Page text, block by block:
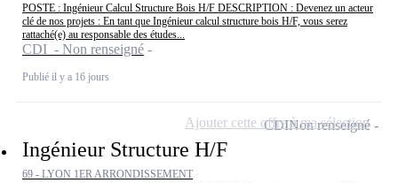
POSTE : Ingénieur Calcul Structure Bois H/F DESCRIPTION : Devenez un acteur
clé de nos projets : En tant que Ingénieur calcul structure bois H/F, vous serez
rattaché(e) au responsable des études...
CDI - Non renseigné
Publié il y a 16 jours
Ingénieur Structure H/F
69 - LYON 1ER ARRONDISSEMENT
CDINon renseigné
Ajouter cette offre à ma sélection